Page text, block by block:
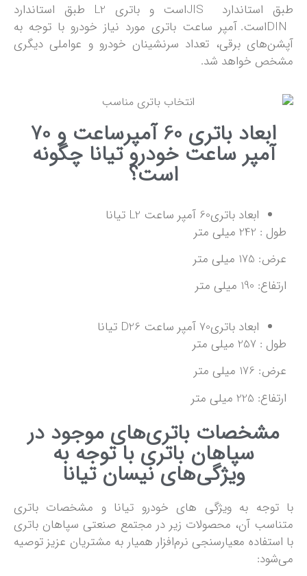
طبق استاندارد JISاست و باتری L2 طبق استاندارد
DINاست. آمپر ساعت باتری مورد نیاز خودرو با توجه به
آپشن‌های برقی، تعداد سرنشینان خودرو و عواملی دیگری
مشخص خواهد شد.
ابعاد باتری 60 آمپرساعت و 70
آمپر ساعت خودرو تیانا چگونه
است؟
ابعاد باتری60 آمپر ساعت L2 تیانا
طول : 242 میلی متر
عرض: 175 میلی متر
ارتفاع: 190 میلی متر
ابعاد باتری70 آمپر ساعت D26 تیانا
طول : 257 میلی متر
عرض: 176 میلی متر
ارتفاع: 225 میلی متر
مشخصات باتری‌های موجود در
سپاهان باتری با توجه به
ویژگی‌های نیسان تیانا
با توجه به ویژگی های خودرو تیانا و مشخصات باتری
متناسب آن، محصولات زیر در مجتمع صنعتی سپاهان باتری
با استفاده معیارسنجی نرم‌افزار همیار به مشتریان عزیز توصیه
می‌شود: